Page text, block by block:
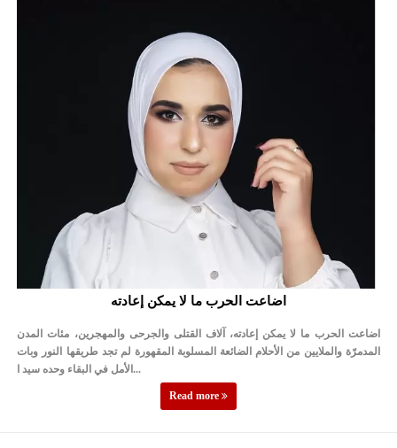
اضاعت الحرب ما لا يمكن إعادته
اضاعت الحرب ما لا يمكن إعادته، آلاف القتلى والجرحى والمهجرين، مئات المدن
المدمرّة والملايين من الأحلام الضائعة المسلوبة المقهورة لم تجد طريقها النور وبات
الأمل في البقاء وحده سيد ا...
Read more